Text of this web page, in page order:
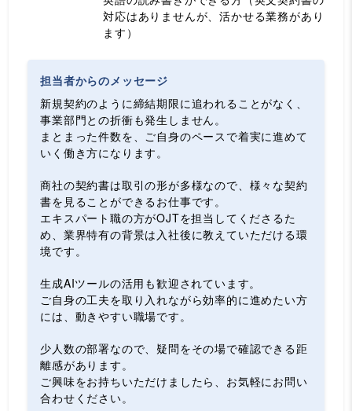
対応はありませんが、活かせる業務があり
ます）
担当者からのメッセージ
新規契約のように締結期限に追われることがなく、
事業部門との折衝も発生しません。
まとまった件数を、ご自身のペースで着実に進めて
いく働き方になります。
商社の契約書は取引の形が多様なので、様々な契約
書を見ることができるお仕事です。
エキスパート職の方がOJTを担当してくださるた
め、業界特有の背景は入社後に教えていただける環
境です。
生成AIツールの活用も歓迎されています。
ご自身の工夫を取り入れながら効率的に進めたい方
には、動きやすい職場です。
少人数の部署なので、疑問をその場で確認できる距
離感があります。
ご興味をお持ちいただけましたら、お気軽にお問い
合わせください。